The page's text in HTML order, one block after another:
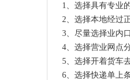
1、选择具有专业
2、选择本地经过
3、尽量选择业内
4、选择营业网点
5、选择开着货车
6、选择快递单上